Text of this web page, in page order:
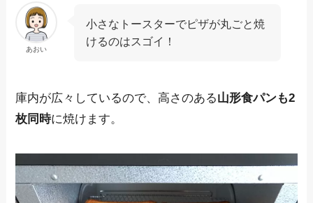
あおい
小さなトースターでピザが丸ごと焼
けるのはスゴイ！
庫内が広々しているので、高さのある山形食パンも2
枚同時に焼けます。